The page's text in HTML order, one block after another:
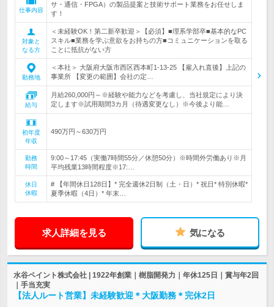
仕事内容
サ・通信・FPGA）の製品提案と技術サポート業務をお任せしま
す！
対象と
なる方
＜未経験OK！第二新卒歓迎＞【必須】■理系学部卒■基本的なPC
スキル■業務を学ぶ意欲をお持ちの方■コミュニケーションを取る
ことに抵抗がない方
勤務地
＜本社＞ 大阪府大阪市西区西本町1-13-25 【雇入れ直後】上記の
事業所 【変更の範囲】会社の定…
給与
月給260,000円～※経験や能力などを考慮し、当社規定により決
定します※試用期間3カ月（待遇変更なし）※今後より能…
初年度
年収
490万円～630万円
勤務
時間
9:00～17:45（実働7時間55分／休憩50分）※時間外労働あり※月
平均残業13時間程度※17:…
休日
休暇
# 【年間休日128日】* 完全週休2日制（土・日）* 祝日* 特別休暇*
夏季休暇（4日）* 年末…
求人詳細を見る 気になる
水谷ペイント株式会社 | 1922年創業｜樹脂開発力｜年休125日｜賞与年2回
｜手当充実
【法人ルート営業】未経験歓迎＊大阪勤務＊完休2日